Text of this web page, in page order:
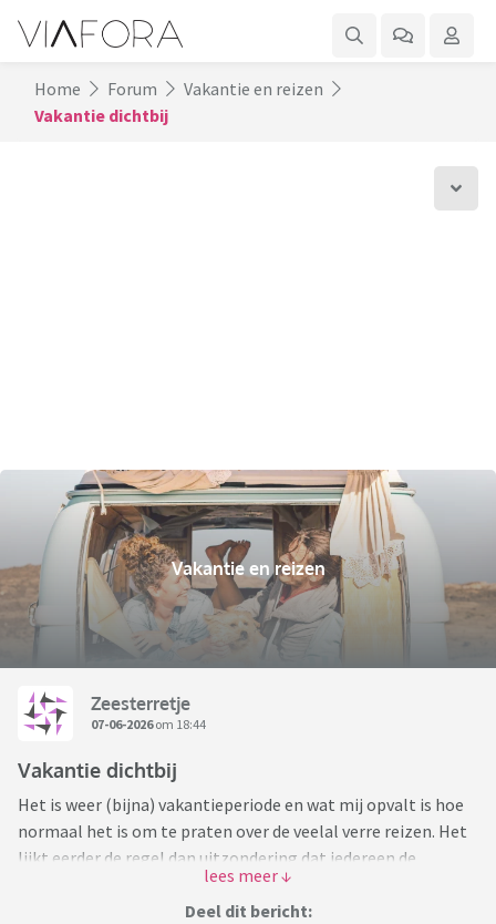
Home Forum
Vakantie en reizen
Vakantie dichtbij
Vakantie en reizen
Zeesterretje
07-06-2026om 18:44
Vakantie dichtbij
Het is weer (bijna) vakantieperiode en wat mij opvalt is hoe
normaal het is om te praten over de veelal verre reizen. Het
lijkt eerder de regel dan uitzondering dat iedereen de
vliegtuig pakt of met de auto minimaal 3 landen
Deel dit bericht: